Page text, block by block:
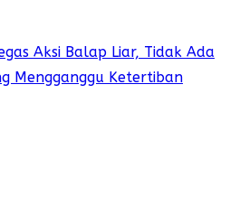
Aksi Balap Liar, Tidak Ada
Mengganggu Ketertiban